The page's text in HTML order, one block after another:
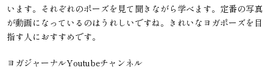
います。それぞれのポーズを見て聞きながら学べます。定番の写真
が動画になっているのはうれしいですね。きれいなヨガポーズを目
指す人におすすめです。
ヨガジャーナルYoutubeチャンネル